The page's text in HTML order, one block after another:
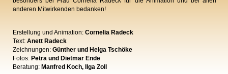
anderen Mitwirkenden bedanken!
Erstellung und Animation: Cornelia Radeck
Text: Anett Radeck
Zeichnungen: Günther und Helga Tschöke
Fotos: Petra und Dietmar Ende
Beratung: Manfred Koch, Ilga Zoll